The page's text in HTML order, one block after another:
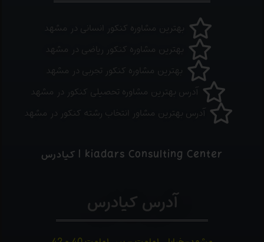
بهترین مشاوره کنکور انسانی در مشهد
بهترین مشاوره کنکور ریاضی در مشهد
بهترین مشاوره کنکور تجربی در مشهد
آدرس بهترین مشاوره تحصیلی کنکور در مشهد
آدرس بهترین مشاور انتخاب رشته کنکور در مشهد
kiadars Consulting Center | کیادرس
آدرس کیادرس